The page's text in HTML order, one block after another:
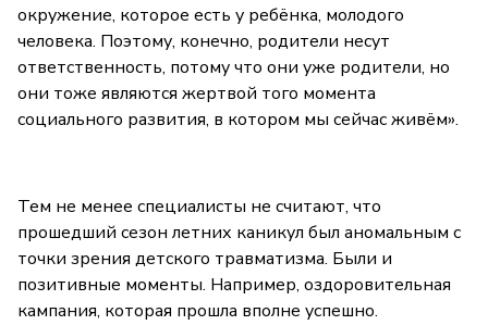
окружение, которое есть у ребёнка, молодого
человека. Поэтому, конечно, родители несут
ответственность, потому что они уже родители, но
они тоже являются жертвой того момента
социального развития, в котором мы сейчас живём».
Тем не менее специалисты не считают, что
прошедший сезон летних каникул был аномальным с
точки зрения детского травматизма. Были и
позитивные моменты. Например, оздоровительная
кампания, которая прошла вполне успешно.